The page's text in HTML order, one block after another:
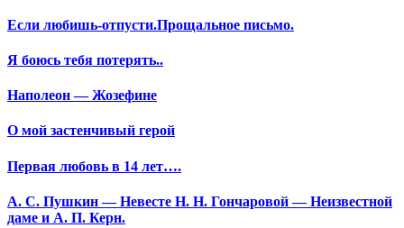
Если любишь-отпусти.Прощальное письмо.
Я боюсь тебя потерять..
Наполеон — Жозефине
О мой застенчивый герой
Первая любовь в 14 лет….
А. С. Пушкин — Невесте Н. Н. Гончаровой — Неизвестной
даме и А. П. Керн.